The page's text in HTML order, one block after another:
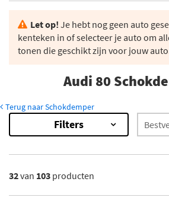
Let op! Je hebt nog geen auto
kenteken in of selecteer je auto om
tonen die geschikt zijn voor jouw
Audi 80
Terug naar Schokdemper
Resultaten
×
Monroe (6)
Filters
32van 103 producten